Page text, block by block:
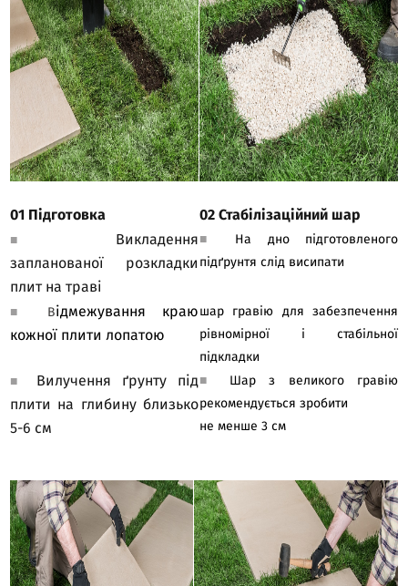
01 Підготовка 02 Стабілізаційний шар
■
Викладення
запланованої розкладки
плит на траві
■
На дно підготовленого
підґрунтя слід висипати
■ Відмежування краю
кожної плити лопатою
шар гравію для забезпечення
рівномірної і стабільної
підкладки
■
Вилучення ґрунту під
плити на глибину близько
5-6 см
■
Шар з великого гравію
рекомендується зробити
не менше 3 см